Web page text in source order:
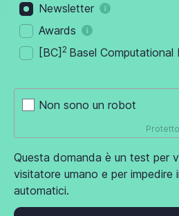
Newsletter
Awards
[BC] 2 Basel
Non sono un robot
Questa domanda è un test per
visitatore umano e per impedire
automatici.